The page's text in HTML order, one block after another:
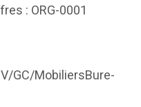
: ORG-0001
GC/MobiliersBure-